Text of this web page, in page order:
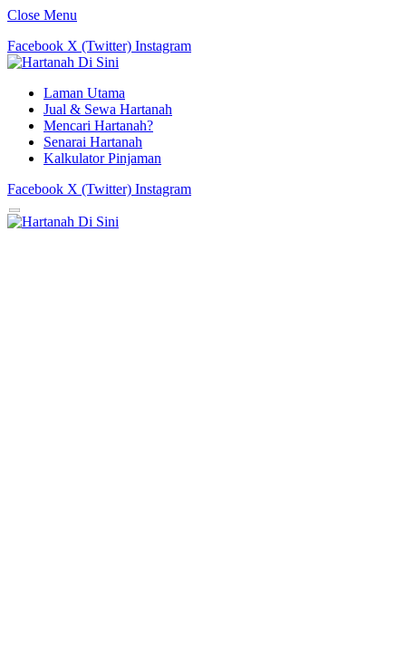
Close Menu
Facebook X (Twitter) Instagram
Laman Utama
Jual & Sewa Hartanah
Mencari Hartanah?
Senarai Hartanah
Kalkulator Pinjaman
Facebook X (Twitter) Instagram